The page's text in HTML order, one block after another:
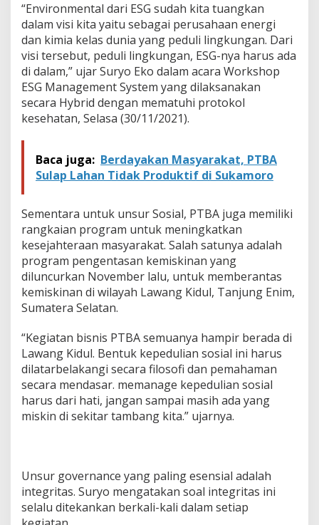
“Environmental dari ESG sudah kita tuangkan
dalam visi kita yaitu sebagai perusahaan energi
dan kimia kelas dunia yang peduli lingkungan. Dari
visi tersebut, peduli lingkungan, ESG-nya harus ada
di dalam,” ujar Suryo Eko dalam acara Workshop
ESG Management System yang dilaksanakan
secara Hybrid dengan mematuhi protokol
kesehatan, Selasa (30/11/2021).
Baca juga: Berdayakan Masyarakat, PTBA
Sulap Lahan Tidak Produktif di Sukamoro
Sementara untuk unsur Sosial, PTBA juga memiliki
rangkaian program untuk meningkatkan
kesejahteraan masyarakat. Salah satunya adalah
program pengentasan kemiskinan yang
diluncurkan November lalu, untuk memberantas
kemiskinan di wilayah Lawang Kidul, Tanjung Enim,
Sumatera Selatan.
“Kegiatan bisnis PTBA semuanya hampir berada di
Lawang Kidul. Bentuk kepedulian sosial ini harus
dilatarbelakangi secara filosofi dan pemahaman
secara mendasar. memanage kepedulian sosial
harus dari hati, jangan sampai masih ada yang
miskin di sekitar tambang kita.” ujarnya.
Unsur governance yang paling esensial adalah
integritas. Suryo mengatakan soal integritas ini
selalu ditekankan berkali-kali dalam setiap